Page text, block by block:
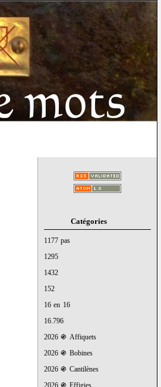
Catégories
1177 pas
1295
1432
152
16 en 16
16.796
2026 ֍ Affiquets
2026 ֍ Bobines
2026 ֍ Cantilènes
2026 ֍ Effigies